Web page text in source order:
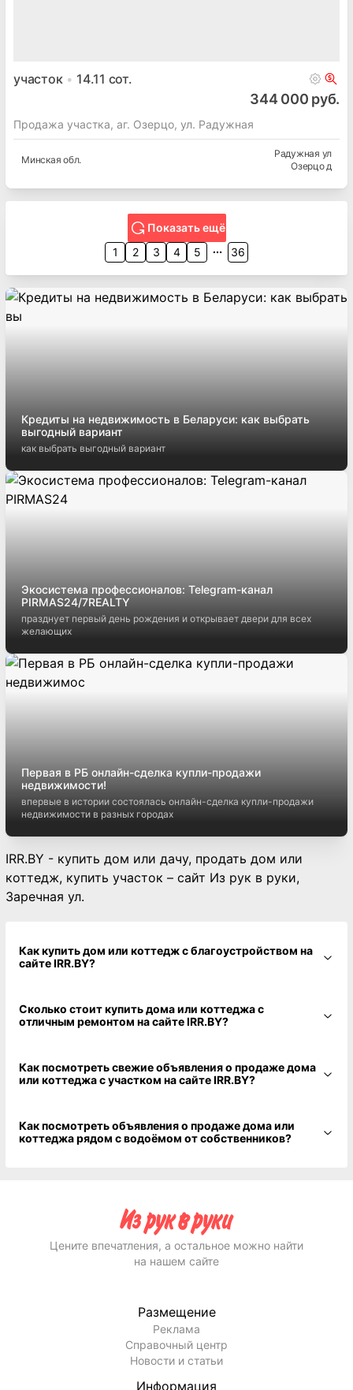
участок 14.11 сот.
344 000 руб.
Продажа участка, аг. Озерцо, ул. Радужная
Минская обл.
Радужная ул
Озерцо д
Показать ещё
1
2 3 4 5 36
Кредиты на недвижимость в Беларуси: как выбрать
выгодный вариант
как выбрать выгодный вариант
Экосистема профессионалов: Telegram-канал
PIRMAS24/7REALTY
празднует первый день рождения и открывает двери для всех
желающих
Первая в РБ онлайн-сделка купли-продажи
недвижимости!
впервые в истории состоялась онлайн-сделка купли-продажи
недвижимости в разных городах
IRR.BY - купить дом или дачу, продать дом или
коттедж, купить участок – сайт Из рук в руки,
Заречная ул.
Как купить дом или коттедж с благоустройством на
сайте IRR.BY?
Сколько стоит купить дома или коттеджа с
отличным ремонтом на сайте IRR.BY?
Как посмотреть свежие объявления о продаже дома
или коттеджа с участком на сайте IRR.BY?
Как посмотреть объявления о продаже дома или
коттеджа рядом с водоёмом от собственников?
Цените впечатления, а остальное можно найти
на нашем сайте
Размещение
Реклама
Справочный центр
Новости и статьи
Информация